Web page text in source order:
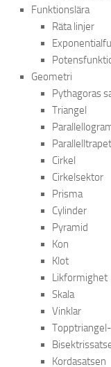
Funktionslära
Räta linjer
Geometri
Pythagoras
Triangel
Cirkel
Cirkelsektor
Prisma
Cylinder
Pyramid
Kon
Klot
Likformighet
Skala
Vinklar
Kordasatsen